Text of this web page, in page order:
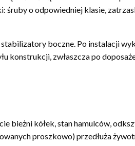
śruby o odpowiedniej klasie,
boczne. Po instalacji
konstrukcji, zwłaszcza po
bieżni kółek, stan hamulców,
proszkowo) przedłuża